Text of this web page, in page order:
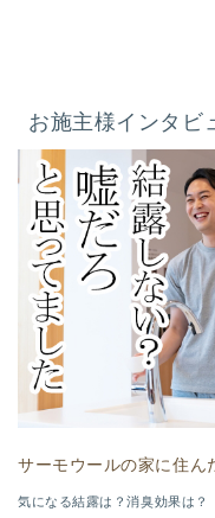
お施主様インタビ
サーモウールの家に住ん
気になる結露は？消臭効果は？